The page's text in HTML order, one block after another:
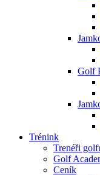
Golf
Trénink
Trenéři
Golf
Ceník